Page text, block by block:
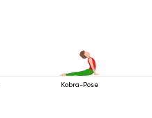
Kobra-Pose